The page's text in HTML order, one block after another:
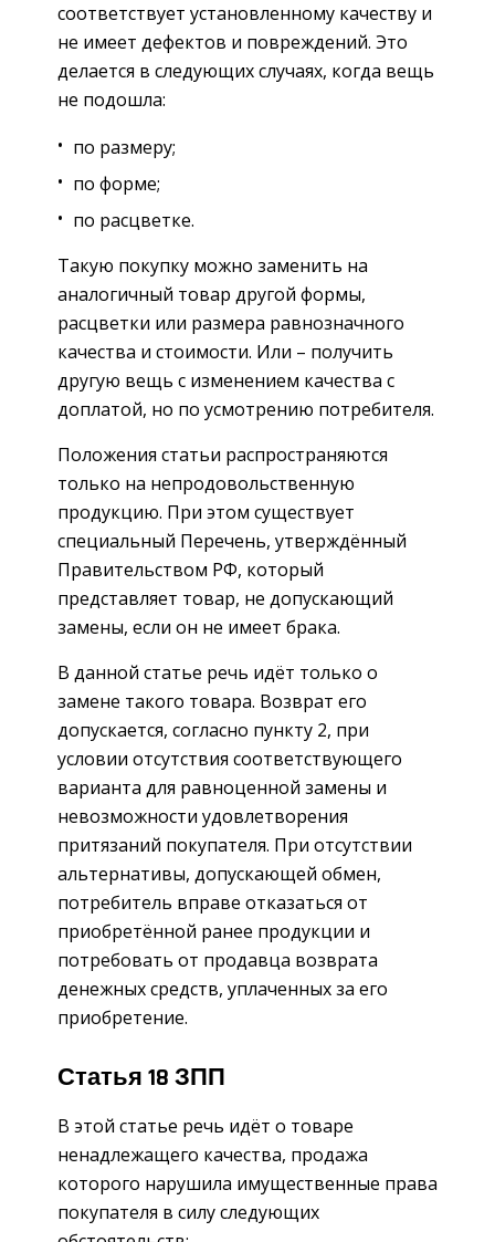
соответствует установленному качеству и
не имеет дефектов и повреждений. Это
делается в следующих случаях, когда вещь
не подошла:
по размеру;
по форме;
по расцветке.
Такую покупку можно заменить на
аналогичный товар другой формы,
расцветки или размера равнозначного
качества и стоимости. Или – получить
другую вещь с изменением качества с
доплатой, но по усмотрению потребителя.
Положения статьи распространяются
только на непродовольственную
продукцию. При этом существует
специальный Перечень, утверждённый
Правительством РФ, который
представляет товар, не допускающий
замены, если он не имеет брака.
В данной статье речь идёт только о
замене такого товара. Возврат его
допускается, согласно пункту 2, при
условии отсутствия соответствующего
варианта для равноценной замены и
невозможности удовлетворения
притязаний покупателя. При отсутствии
альтернативы, допускающей обмен,
потребитель вправе отказаться от
приобретённой ранее продукции и
потребовать от продавца возврата
денежных средств, уплаченных за его
приобретение.
Статья 18 ЗПП
В этой статье речь идёт о товаре
ненадлежащего качества, продажа
которого нарушила имущественные права
покупателя в силу следующих